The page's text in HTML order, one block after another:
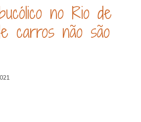
no Rio de
carros não são